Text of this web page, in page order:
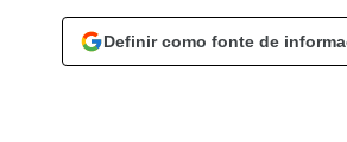
Definir como fonte de